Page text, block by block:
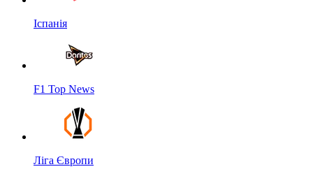
Іспанія
F1 Top News
Ліга Європи